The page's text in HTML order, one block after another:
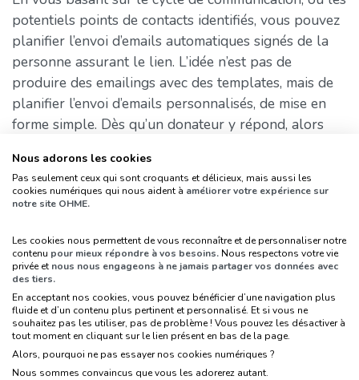
potentiels points de contacts identifiés, vous pouvez
planifier l’envoi d’emails automatiques signés de la
personne assurant le lien. L’idée n’est pas de
produire des emailings avec des templates, mais de
planifier l’envoi d’emails personnalisés, de mise en
forme simple. Dès qu’un donateur y répond, alors
personnalisée !
Vous pouvez utiliser cela lors de points de contacts
évènement, paiement reçu. Mais vous pouvez
l’utiliser de manière plus poussée en envoyant un
email automatique (mais personnalisé, à l’aide de
variables définies) demandant l’avis de vos grands
dos sur un axe stratégique de votre asso par
exemple (certains aiment être consultés). Si un grand
do répond qu’il est intéressé pour en discuter, alors
Nous adorons les cookies
Pas seulement ceux qui sont croquants et délicieux, mais aussi les
cookies numériques qui nous aident à améliorer votre expérience sur
notre site OHME.
Les cookies nous permettent de vous reconnaître et de personnaliser notre
contenu pour mieux répondre à vos besoins. Nous respectons votre vie
privée et nous nous engageons à ne jamais partager vos données avec
des tiers.
En acceptant nos cookies, vous pouvez bénéficier d’une navigation plus
fluide et d’un contenu plus pertinent et personnalisé. Et si vous ne
souhaitez pas les utiliser, pas de problème ! Vous pouvez les désactiver à
tout moment en cliquant sur le lien présent en bas de la page.
Alors, pourquoi ne pas essayer nos cookies numériques ?
Nous sommes convaincus que vous les adorerez autant.